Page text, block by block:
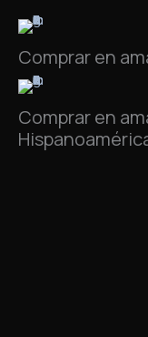
Comprar en
Comprar en